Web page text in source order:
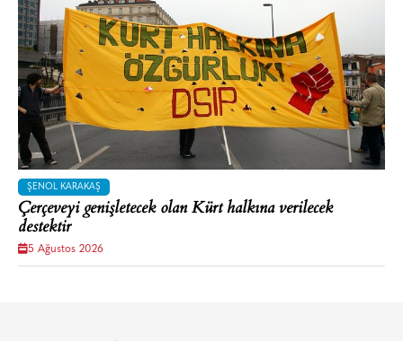
ŞENOL KARAKAŞ
Çerçeveyi genişletecek olan Kürt halkına verilecek
destektir
5 Ağustos 2026